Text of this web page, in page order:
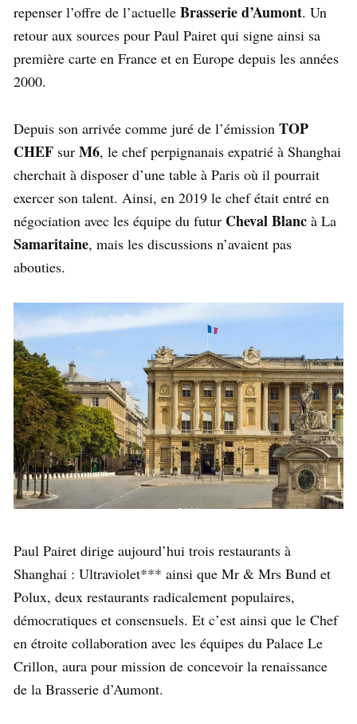
repenser l’offre de l’actuelle Brasserie d’Aumont. Un
retour aux sources pour Paul Pairet qui signe ainsi sa
première carte en France et en Europe depuis les années
2000.
Depuis son arrivée comme juré de l’émission TOP
CHEF sur M6, le chef perpignanais expatrié à Shanghai
cherchait à disposer d’une table à Paris où il pourrait
exercer son talent. Ainsi, en 2019 le chef était entré en
négociation avec les équipe du futur Cheval Blanc à La
Samaritaine, mais les discussions n’avaient pas
abouties.
Paul Pairet dirige aujourd’hui trois restaurants à
Shanghai : Ultraviolet*** ainsi que Mr & Mrs Bund et
Polux, deux restaurants radicalement populaires,
démocratiques et consensuels. Et c’est ainsi que le Chef
en étroite collaboration avec les équipes du Palace Le
Crillon, aura pour mission de concevoir la renaissance
de la Brasserie d’Aumont.